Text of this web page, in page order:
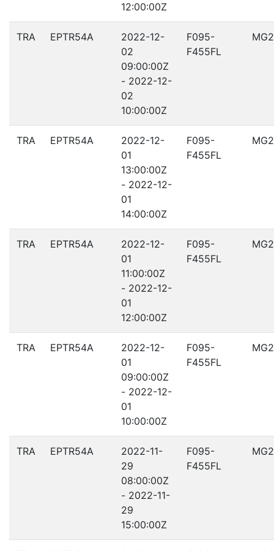
12:00:00Z
TRA EPTR54A
2022-12-
02
09:00:00Z
- 2022-12-
02
10:00:00Z
F095-
F455FL
TRA EPTR54A
2022-12-
01
13:00:00Z
- 2022-12-
01
14:00:00Z
F095-
F455FL
TRA EPTR54A
2022-12-
01
11:00:00Z
- 2022-12-
01
12:00:00Z
F095-
F455FL
TRA EPTR54A
2022-12-
01
09:00:00Z
- 2022-12-
01
10:00:00Z
F095-
F455FL
TRA EPTR54A
2022-11-
29
08:00:00Z
- 2022-11-
29
15:00:00Z
F095-
F455FL